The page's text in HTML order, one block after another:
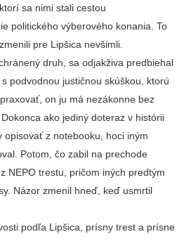
sa nimi stali cestou
politického výberového konania. To
pre Lipšica nevšimli.
druh, sa odjakživa predbiehal
podvodnou justičnou skúškou, ktorú
on ju má nezákonne bez
ako jediný doteraz v histórii
opisovať z notebooku, hoci iným
Potom, čo zabil na prechode
NEPO trestu, pričom iných predtým
Názor zmenil hneď, keď usmrtil
podľa Lipšica, prísny trest a prísne